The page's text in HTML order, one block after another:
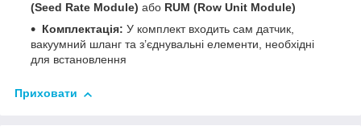
(Seed Rate Module) або RUM (Row Unit Module)
Комплектація: У комплект входить сам датчик,
вакуумний шланг та з’єднувальні елементи, необхідні
для встановлення
Приховати